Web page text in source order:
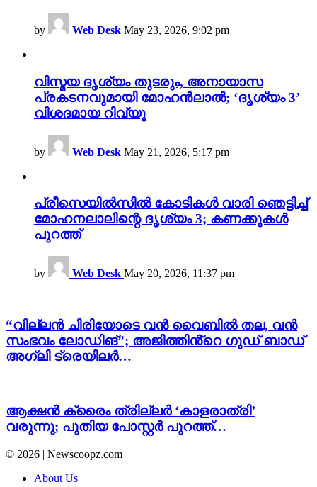
by Web Desk May 23, 2026, 9:02 pm
വിസ്മയ ദൃശ്യം തുടരും, അനായാസ
പ്രകടനവുമായി മോഹൻലാൽ; ‘ദൃശ്യം 3’
വിശദമായ റിവ്യൂ
by Web Desk May 21, 2026, 5:17 pm
പ്രീസെയിൽസിൽ കോടികൾ വാരി ഞെട്ടിച്ച്
മോഹനലാലിന്റെ ദൃശ്യം 3; കണക്കുകൾ
പുറത്ത്
by Web Desk May 20, 2026, 11:37 pm
“വില്ലൻ ചിരിയോടെ വൻ വൈബിൽ തല, വൻ
സംഭവം ലോഡിങ്”; അജിത്തിൻ്റെ ഗുഡ് ബാഡ്
അഗ്ലി ട്രെയിലർ…
ആക്ഷൻ ക്രൈം ത്രില്ലർ ‘കാളരാത്രി’
വരുന്നു; പുതിയ പോസ്റ്റർ പുറത്ത്…
© 2026 | Newscoopz.com
About Us